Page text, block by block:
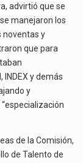
advirtió que se
manejaron los
noventas y
que para
INDEX y demás
y
de la Comisión,
de Talento de